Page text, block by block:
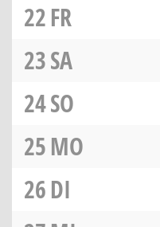
22FR
23SA
24SO
25MO
26DI